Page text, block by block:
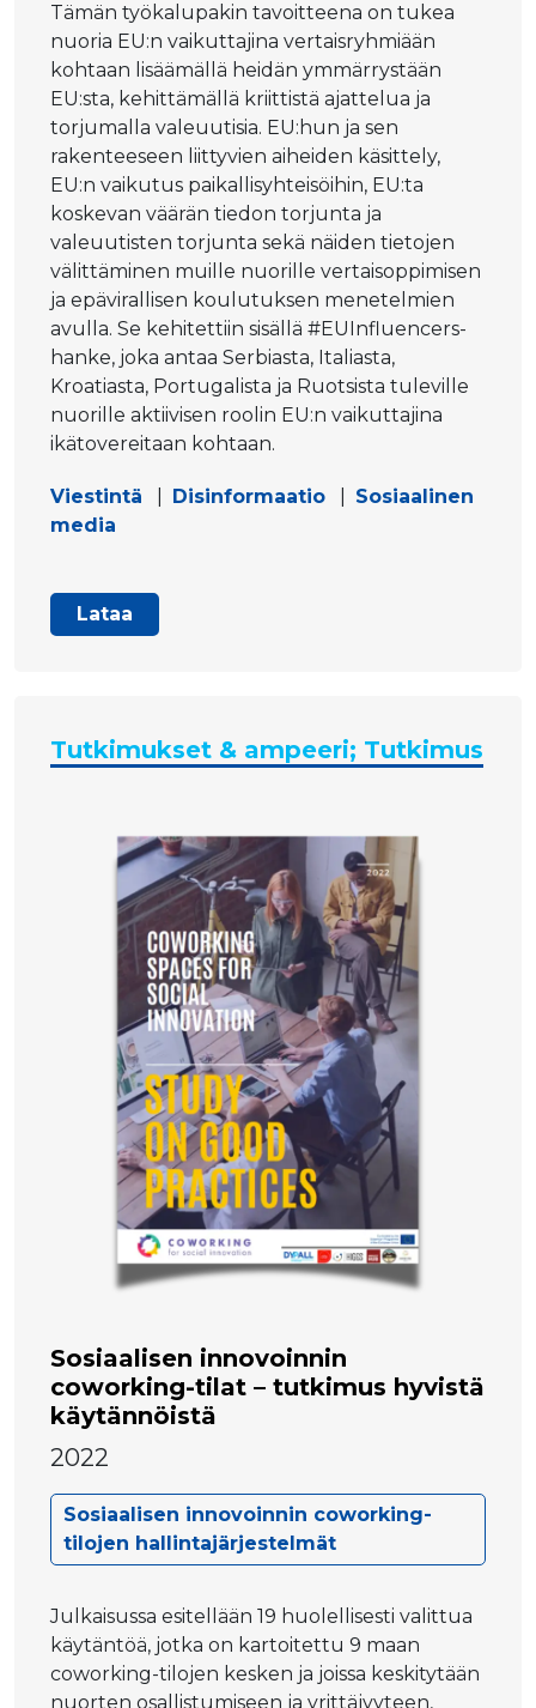
Tämän työkalupakin tavoitteena on tukea
nuoria EU:n vaikuttajina vertaisryhmiään
kohtaan lisäämällä heidän ymmärrystään
EU:sta, kehittämällä kriittistä ajattelua ja
torjumalla valeuutisia. EU:hun ja sen
rakenteeseen liittyvien aiheiden käsittely,
EU:n vaikutus paikallisyhteisöihin, EU:ta
koskevan väärän tiedon torjunta ja
valeuutisten torjunta sekä näiden tietojen
välittäminen muille nuorille vertaisoppimisen
ja epävirallisen koulutuksen menetelmien
avulla. Se kehitettiin sisällä #EUInfluencers-
hanke, joka antaa Serbiasta, Italiasta,
Kroatiasta, Portugalista ja Ruotsista tuleville
nuorille aktiivisen roolin EU:n vaikuttajina
ikätovereitaan kohtaan.
Viestintä Disinformaatio
Sosiaalinen
media
Lataa
Tutkimukset & ampeeri; Tutkimus
Sosiaalisen innovoinnin
coworking-tilat – tutkimus hyvistä
käytännöistä
2022
Sosiaalisen innovoinnin coworking-
tilojen hallintajärjestelmät
Julkaisussa esitellään 19 huolellisesti valittua
käytäntöä, jotka on kartoitettu 9 maan
coworking-tilojen kesken ja joissa keskitytään
nuorten osallistumiseen ja yrittäjyyteen,